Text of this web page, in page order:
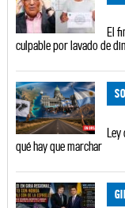
El
culpable por lavado de
qué hay que marchar